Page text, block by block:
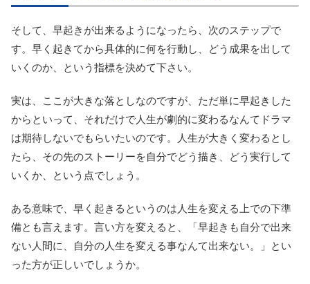
そして、早起きが出来るようになったら、次のステップで
す。早く起きてから具体的に何を行動し、どう成果を出して
いくのか、という指標を決めて下さい。
実は、ここが大きな落としなのですが、ただ単に早起きした
からといって、それだけで人生が劇的に変わるなんてドラマ
は期待しないでもらいたいのです。人生が大きく変わるとし
たら、その先のストーリーを自分でどう描き、どう実行して
いくか、という点でしょう。
ある意味で、早く起きるというのは人生を変える上での下準
備とも言えます。言い方を変えると、「早起きも自分で出来
ない人間に、自分の人生を変える事なんて出来ない。」とい
った方が正しいでしょうか。